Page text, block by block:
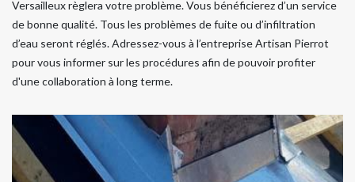
Versailleux règlera votre problème. Vous bénéficierez d’un service
de bonne qualité. Tous les problèmes de fuite ou d’infiltration
d’eau seront réglés. Adressez-vous à l’entreprise Artisan Pierrot
pour vous informer sur les procédures afin de pouvoir profiter
d'une collaboration à long terme.